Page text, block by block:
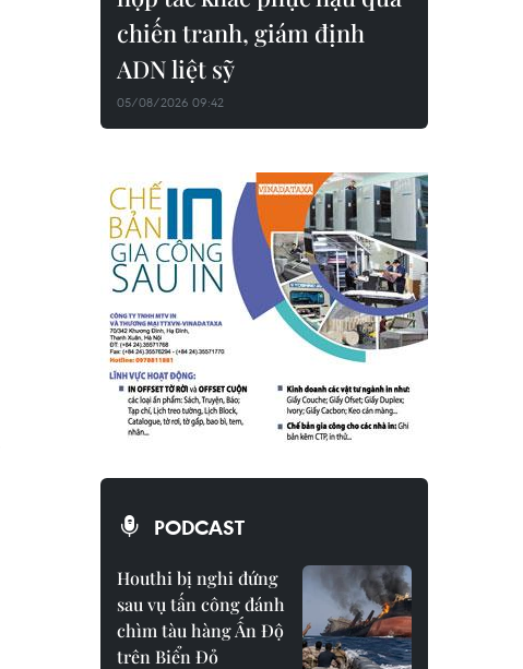
chiến tranh, giám định
ADN liệt sỹ
05/08/2026 09:42
PODCAST
Houthi bị nghi đứng
sau vụ tấn công đánh
chìm tàu hàng Ấn Độ
trên Biển Đỏ